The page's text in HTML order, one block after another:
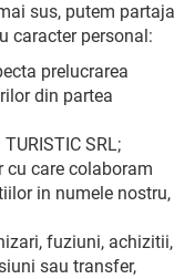
sus, putem partaja
caracter personal:
prelucrarea
din partea
SRL;
cu care colaboram
in numele nostru,
fuziuni, achizitii,
sau transfer,